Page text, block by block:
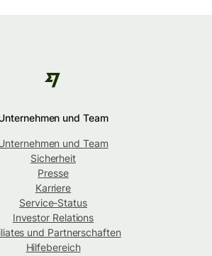
und Team
und Team
Sicherheit
Presse
Karriere
Service-Status
Investor Relations
und Partnerschaften
Hilfebereich